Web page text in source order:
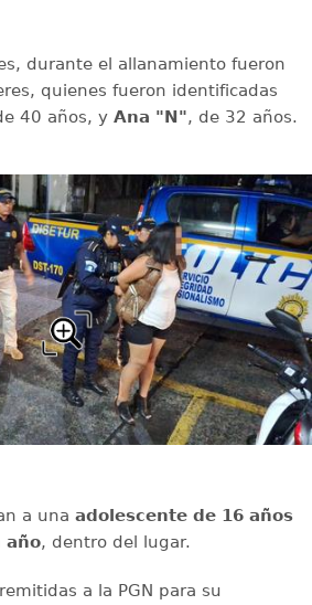
durante el allanamiento fueron
quienes fueron identificadas
40 años, y Ana "N", de 32 años.
a una adolescente de 16 años
año, dentro del lugar.
a la PGN para su